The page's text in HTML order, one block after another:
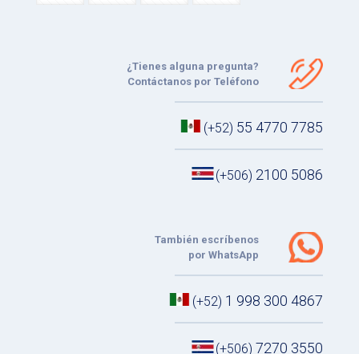
¿Tienes alguna pregunta?
Contáctanos por Teléfono
(+52) 55 4770 7785
(+506) 2100 5086
También escríbenos
por WhatsApp
(+52) 1 998 300 4867
(+506) 7270 3550